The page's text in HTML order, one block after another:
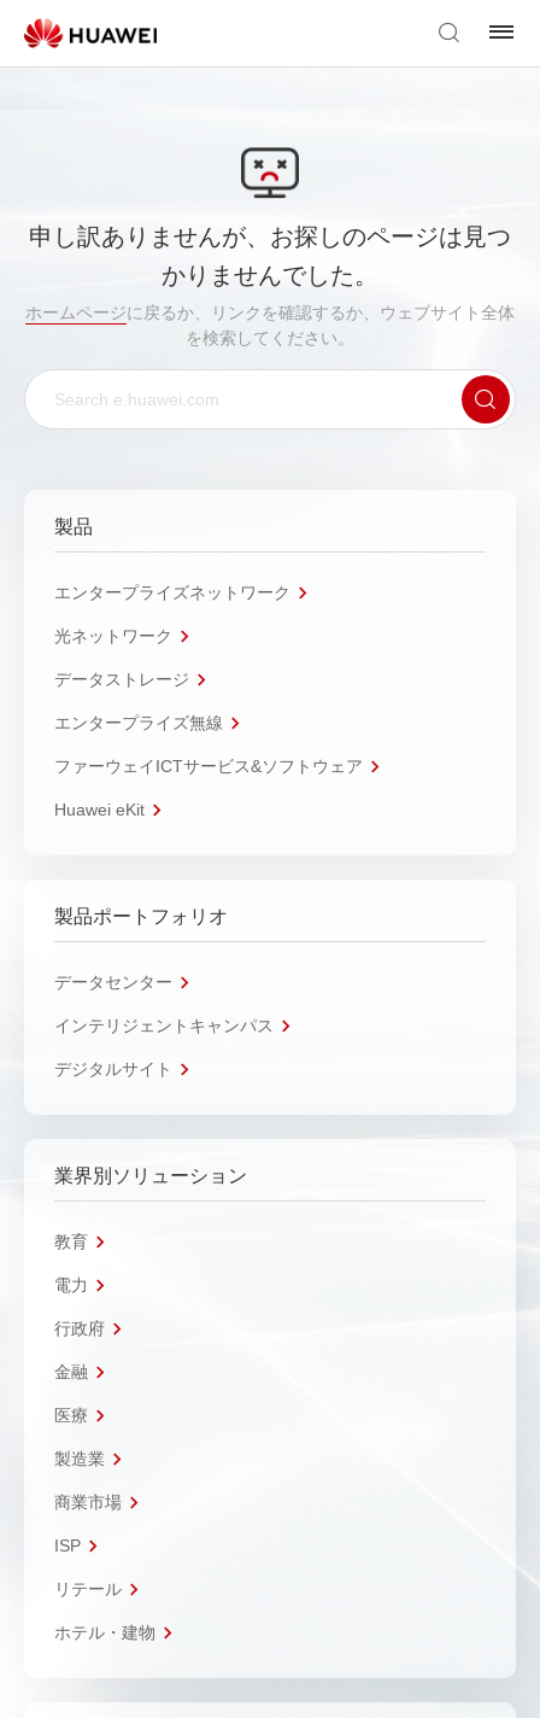
申し訳ありませんが、お探しのページは見つ
かりませんでした。
ホームページに戻るか、リンクを確認するか、ウェブサイト全体
を検索してください。
製品
エンタープライズネットワーク
光ネットワーク
データストレージ
エンタープライズ無線
ファーウェイICTサービス&ソフトウェア
Huawei eKit
製品ポートフォリオ
データセンター
インテリジェントキャンパス
デジタルサイト
業界別ソリューション
教育
電力
行政府
金融
医療
製造業
商業市場
ISP
リテール
ホテル・建物